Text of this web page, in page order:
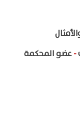
-عضو المحكمة